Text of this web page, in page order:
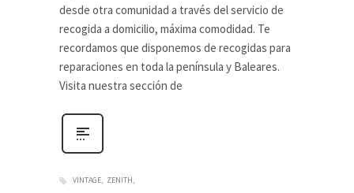
desde otra comunidad a través del servicio de
recogida a domicilio, máxima comodidad. Te
recordamos que disponemos de recogidas para
reparaciones en toda la península y Baleares.
Visita nuestra sección de
VINTAGE ZENITH